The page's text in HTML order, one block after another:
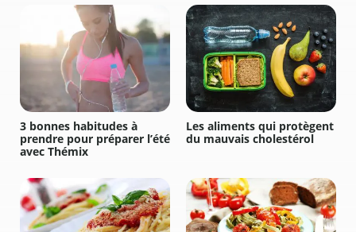
3 bonnes habitudes à
prendre pour préparer l’été
avec Thémix
Les aliments qui protègent
du mauvais cholestérol